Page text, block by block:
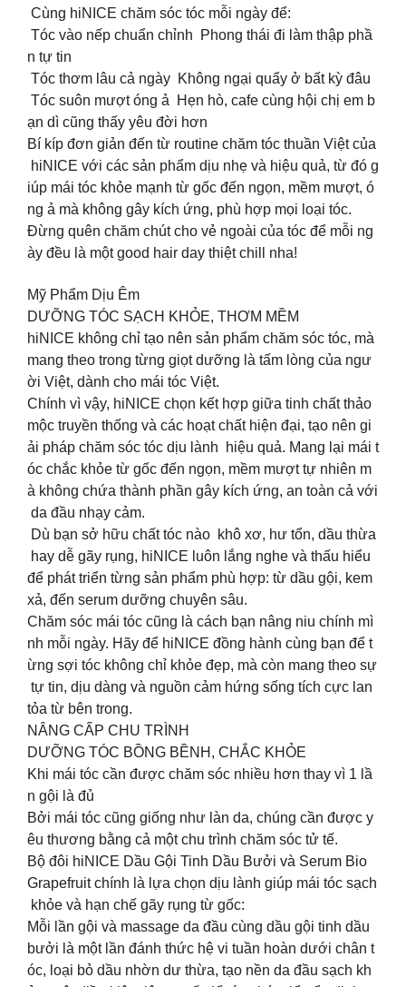
Cùng hiNICE chăm sóc tóc mỗi ngày để:
Tóc vào nếp chuẩn chỉnh Phong thái đi làm thập phầ
n tự tin
Tóc thơm lâu cả ngày Không ngại quẩy ở bất kỳ đâu
Tóc suôn mượt óng ả Hẹn hò, cafe cùng hội chị em b
ạn dì cũng thấy yêu đời hơn
Bí kíp đơn giản đến từ routine chăm tóc thuần Việt của
hiNICE với các sản phẩm dịu nhẹ và hiệu quả, từ đó g
iúp mái tóc khỏe mạnh từ gốc đến ngọn, mềm mượt, ó
ng ả mà không gây kích ứng, phù hợp mọi loại tóc.
Đừng quên chăm chút cho vẻ ngoài của tóc để mỗi ng
ày đều là một good hair day thiệt chill nha!
Mỹ Phẩm Dịu Êm
DƯỠNG TÓC SẠCH KHỎE, THƠM MỀM
hiNICE không chỉ tạo nên sản phẩm chăm sóc tóc, mà
mang theo trong từng giọt dưỡng là tấm lòng của ngư
ời Việt, dành cho mái tóc Việt.
Chính vì vậy, hiNICE chọn kết hợp giữa tinh chất thảo
mộc truyền thống và các hoạt chất hiện đại, tạo nên gi
ải pháp chăm sóc tóc dịu lành hiệu quả. Mang lại mái t
óc chắc khỏe từ gốc đến ngọn, mềm mượt tự nhiên m
à không chứa thành phần gây kích ứng, an toàn cả với
da đầu nhạy cảm.
Dù bạn sở hữu chất tóc nào khô xơ, hư tổn, dầu thừa
hay dễ gãy rụng, hiNICE luôn lắng nghe và thấu hiểu
để phát triển từng sản phẩm phù hợp: từ dầu gội, kem
xả, đến serum dưỡng chuyên sâu.
Chăm sóc mái tóc cũng là cách bạn nâng niu chính mì
nh mỗi ngày. Hãy để hiNICE đồng hành cùng bạn để t
ừng sợi tóc không chỉ khỏe đẹp, mà còn mang theo sự
tự tin, dịu dàng và nguồn cảm hứng sống tích cực lan
tỏa từ bên trong.
NÂNG CẤP CHU TRÌNH
DƯỠNG TÓC BỒNG BỀNH, CHẮC KHỎE
Khi mái tóc cần được chăm sóc nhiều hơn thay vì 1 lầ
n gội là đủ
Bởi mái tóc cũng giống như làn da, chúng cần được y
êu thương bằng cả một chu trình chăm sóc tử tế.
Bộ đôi hiNICE Dầu Gội Tinh Dầu Bưởi và Serum Bio
Grapefruit chính là lựa chọn dịu lành giúp mái tóc sạch
khỏe và hạn chế gãy rụng từ gốc:
Mỗi lần gội và massage da đầu cùng dầu gội tinh dầu
bưởi là một lần đánh thức hệ vi tuần hoàn dưới chân t
óc, loại bỏ dầu nhờn dư thừa, tạo nền da đầu sạch kh